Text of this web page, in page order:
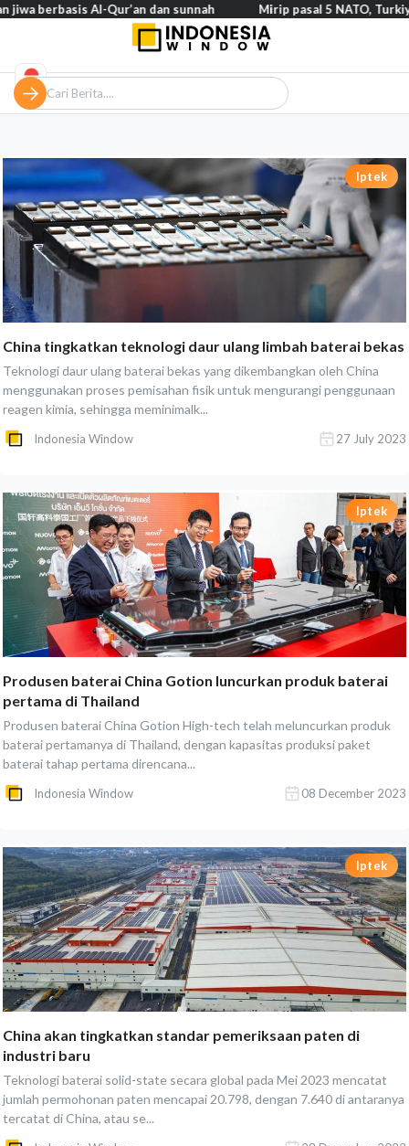
Iptek
China tingkatkan teknologi daur ulang limbah baterai bekas
Teknologi daur ulang baterai bekas yang dikembangkan oleh China
menggunakan proses pemisahan fisik untuk mengurangi penggunaan
reagen kimia, sehingga meminimalk...
Indonesia Window 27 July 2023
Iptek
Produsen baterai China Gotion luncurkan produk baterai
pertama di Thailand
Produsen baterai China Gotion High-tech telah meluncurkan produk
baterai pertamanya di Thailand, dengan kapasitas produksi paket
baterai tahap pertama direncana...
Indonesia Window 08 December 2023
Iptek
China akan tingkatkan standar pemeriksaan paten di
industri baru
Teknologi baterai solid-state secara global pada Mei 2023 mencatat
jumlah permohonan paten mencapai 20.798, dengan 7.640 di antaranya
tercatat di China, atau se...
Al-Qur’an dan sunnah Mirip pasal 5 NATO, Turkiye